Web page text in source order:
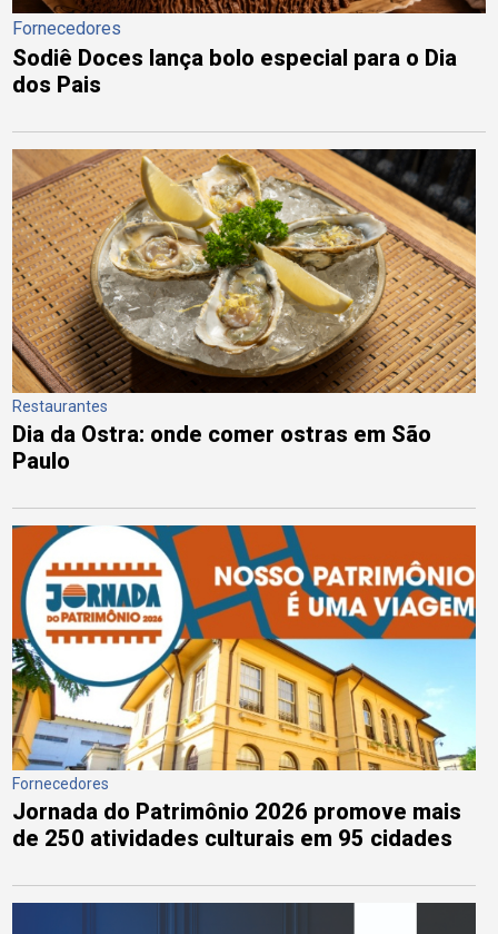
Fornecedores
Sodiê Doces lança bolo especial para o Dia
dos Pais
Restaurantes
Dia da Ostra: onde comer ostras em São
Paulo
Fornecedores
Jornada do Patrimônio 2026 promove mais
de 250 atividades culturais em 95 cidades